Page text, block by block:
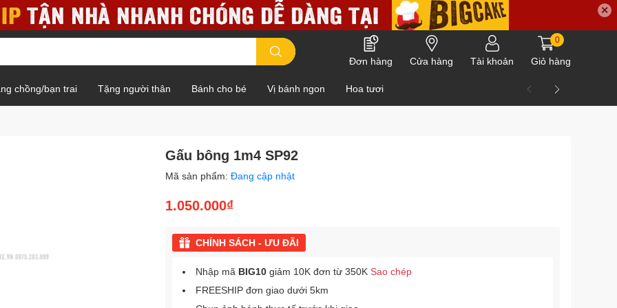
✕
Đơn hàng Cửa hàng Tài khoản
0
Giỏ hàng
chồng/bạn trai Tặng người thân Bánh cho bé Vị bánh ngon Hoa tươi
Gấu bông 1m4 SP92
Mã sản phẩm: Đang cập nhật
1.050.000₫
CHÍNH SÁCH - ƯU ĐÃI
Nhập mã BIG10 giảm 10K đơn từ 350K Sao chép
FREESHIP đơn giao dưới 5km